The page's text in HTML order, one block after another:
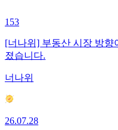
153
[너나위] 부동산 시장 방향
졌습니다.
너나위
26.07.28